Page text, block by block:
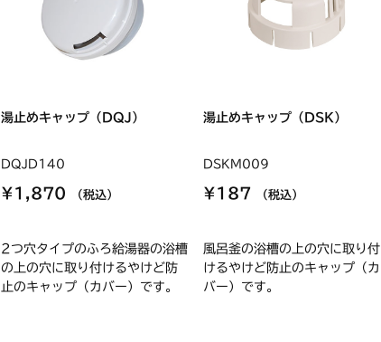
湯止めキャップ（DQJ）
DQJD140
¥1,870 （税込）
2つ穴タイプのふろ給湯器の浴槽
の上の穴に取り付けるやけど防
止のキャップ（カバー）です。
湯止めキャップ（DSK）
DSKM009
¥187 （税込）
風呂釜の浴槽の上の穴に取り付
けるやけど防止のキャップ（カ
バー）です。